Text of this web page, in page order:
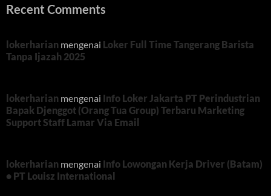
Recent Comments
lokerharian mengenai Loker Full Time Tangerang Barista
Tanpa Ijazah 2025
lokerharian mengenai Info Loker Jakarta PT Perindustrian
Bapak Djenggot (Orang Tua Group) Terbaru Marketing
Support Staff Lamar Via Email
lokerharian mengenai Info Lowongan Kerja Driver (Batam)
• PT Louisz International